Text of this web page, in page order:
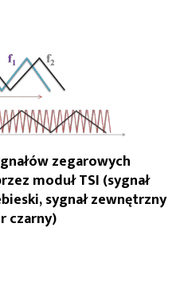
zegarowych
moduł TSI (sygnał
sygnał zewnętrzny
czarny)